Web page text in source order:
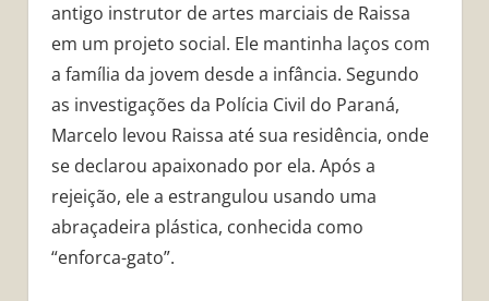
antigo instrutor de artes marciais de Raissa
em um projeto social. Ele mantinha laços com
a família da jovem desde a infância. Segundo
as investigações da Polícia Civil do Paraná,
Marcelo levou Raissa até sua residência, onde
se declarou apaixonado por ela. Após a
rejeição, ele a estrangulou usando uma
abraçadeira plástica, conhecida como
“enforca-gato”.